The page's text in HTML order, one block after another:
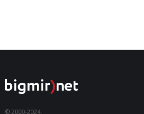
© 2000-2024,